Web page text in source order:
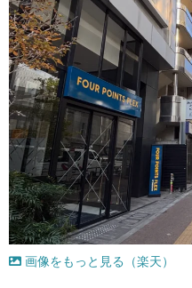
画像をもっと見る（楽天）